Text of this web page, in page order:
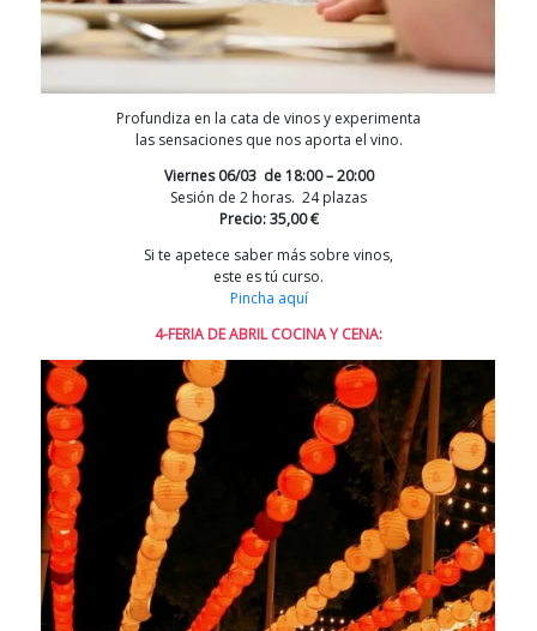
Profundiza en la cata de vinos y experimenta
las sensaciones que nos aporta el vino.
Viernes 06/03 de 18:00 – 20:00
Sesión de 2 horas. 24 plazas
Precio: 35,00 €
Si te apetece saber más sobre vinos,
este es tú curso.
Pincha aquí
4-FERIA DE ABRIL COCINA Y CENA: